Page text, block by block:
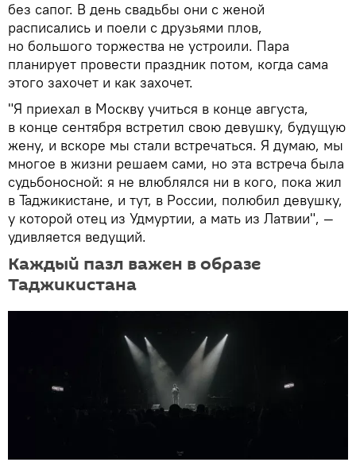
без сапог. В день свадьбы они с женой
расписались и поели с друзьями плов,
но большого торжества не устроили. Пара
планирует провести праздник потом, когда сама
этого захочет и как захочет.
"Я приехал в Москву учиться в конце августа,
в конце сентября встретил свою девушку, будущую
жену, и вскоре мы стали встречаться. Я думаю, мы
многое в жизни решаем сами, но эта встреча была
судьбоносной: я не влюблялся ни в кого, пока жил
в Таджикистане, и тут, в России, полюбил девушку,
у которой отец из Удмуртии, а мать из Латвии", —
удивляется ведущий.
Каждый пазл важен в образе
Таджикистана